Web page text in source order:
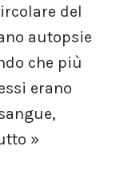
del
autopsie
che più
erano
»